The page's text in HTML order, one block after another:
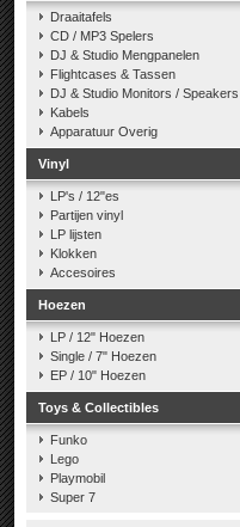
Draaitafels
CD / MP3 Spelers
DJ & Studio Mengpanelen
Flightcases & Tassen
DJ & Studio Monitors / Speakers
Kabels
Apparatuur Overig
Vinyl
LP's / 12"es
Partijen vinyl
LP lijsten
Klokken
Accesoires
Hoezen
LP / 12" Hoezen
Single / 7" Hoezen
EP / 10" Hoezen
Toys & Collectibles
Funko
Lego
Playmobil
Super 7